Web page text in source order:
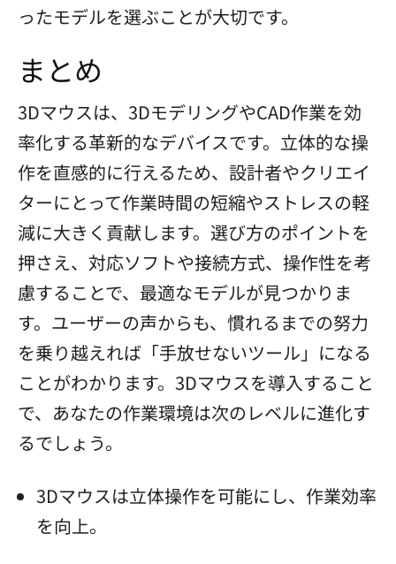
ったモデルを選ぶことが大切です。
まとめ
3Dマウスは、3DモデリングやCAD作業を効
率化する革新的なデバイスです。立体的な操
作を直感的に行えるため、設計者やクリエイ
ターにとって作業時間の短縮やストレスの軽
減に大きく貢献します。選び方のポイントを
押さえ、対応ソフトや接続方式、操作性を考
慮することで、最適なモデルが見つかりま
す。ユーザーの声からも、慣れるまでの努力
を乗り越えれば「手放せないツール」になる
ことがわかります。3Dマウスを導入すること
で、あなたの作業環境は次のレベルに進化す
るでしょう。
3Dマウスは立体操作を可能にし、作業効率
を向上。